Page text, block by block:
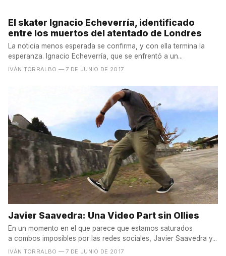
El skater Ignacio Echeverría, identificado
entre los muertos del atentado de Londres
La noticia menos esperada se confirma, y con ella termina la
esperanza. Ignacio Echeverría, que se enfrentó a un...
IVÁN TORRALBO — 7 DE JUNIO DE 2017
Javier Saavedra: Una Video Part sin Ollies
En un momento en el que parece que estamos saturados
a combos imposibles por las redes sociales, Javier Saavedra y...
IVÁN TORRALBO — 7 DE JUNIO DE 2017